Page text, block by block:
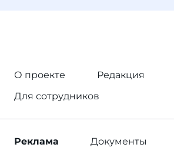
О проекте
Редакция
Для сотрудников
Реклама Документы